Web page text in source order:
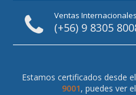
Ventas Internacionales
(+56) 9 8305
Estamos certificados desde
9001, puedes ver el